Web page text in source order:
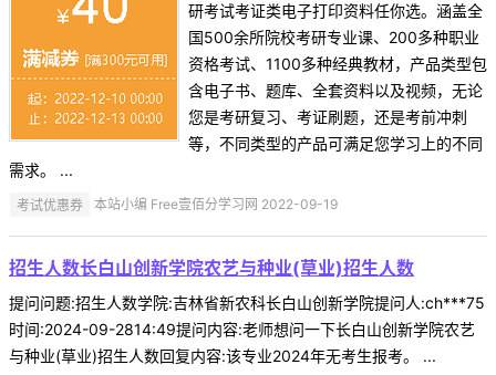
研考试考证类电子打印资料任你选。涵盖全
国500余所院校考研专业课、200多种职业
资格考试、1100多种经典教材，产品类型包
含电子书、题库、全套资料以及视频，无论
您是考研复习、考证刷题，还是考前冲刺
等，不同类型的产品可满足您学习上的不同
需求。 ...
考试优惠券 本站小编 Free壹佰分学习网 2022-09-19
招生人数长白山创新学院农艺与种业(草业)招生人数
提问问题:招生人数学院:吉林省新农科长白山创新学院提问人:ch***75
时间:2024-09-2814:49提问内容:老师想问一下长白山创新学院农艺
与种业(草业)招生人数回复内容:该专业2024年无考生报考。 ...